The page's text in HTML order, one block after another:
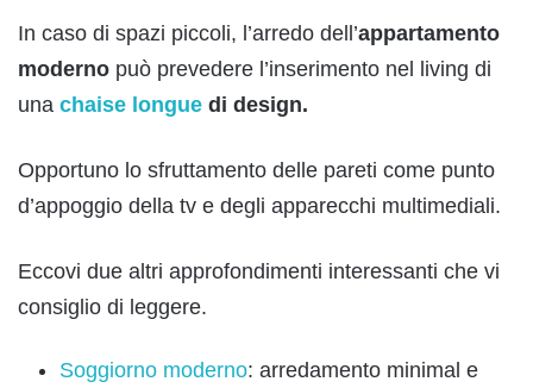
In caso di spazi piccoli, l’arredo dell’appartamento
moderno può prevedere l’inserimento nel living di
una chaise longue di design.
Opportuno lo sfruttamento delle pareti come punto
d’appoggio della tv e degli apparecchi multimediali.
Eccovi due altri approfondimenti interessanti che vi
consiglio di leggere.
Soggiorno moderno: arredamento minimal e